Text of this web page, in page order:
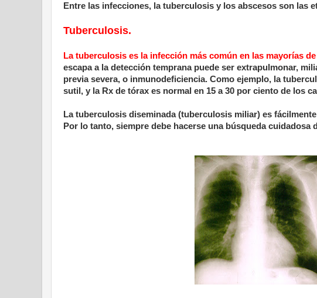
Entre las infecciones, la tuberculosis y los abscesos son las
Tuberculosis.
La tuberculosis es la infección más común en las mayorías
escapa a la detección temprana puede ser extrapulmonar,
previa severa, o inmunodeficiencia. Como ejemplo, la
sutil, y la Rx de tórax es normal en 15 a30 por ciento de los
La tuberculosis diseminada (tuberculosis miliar) es
Por lo tanto, siempre debe hacerse una búsqueda cuidadosa